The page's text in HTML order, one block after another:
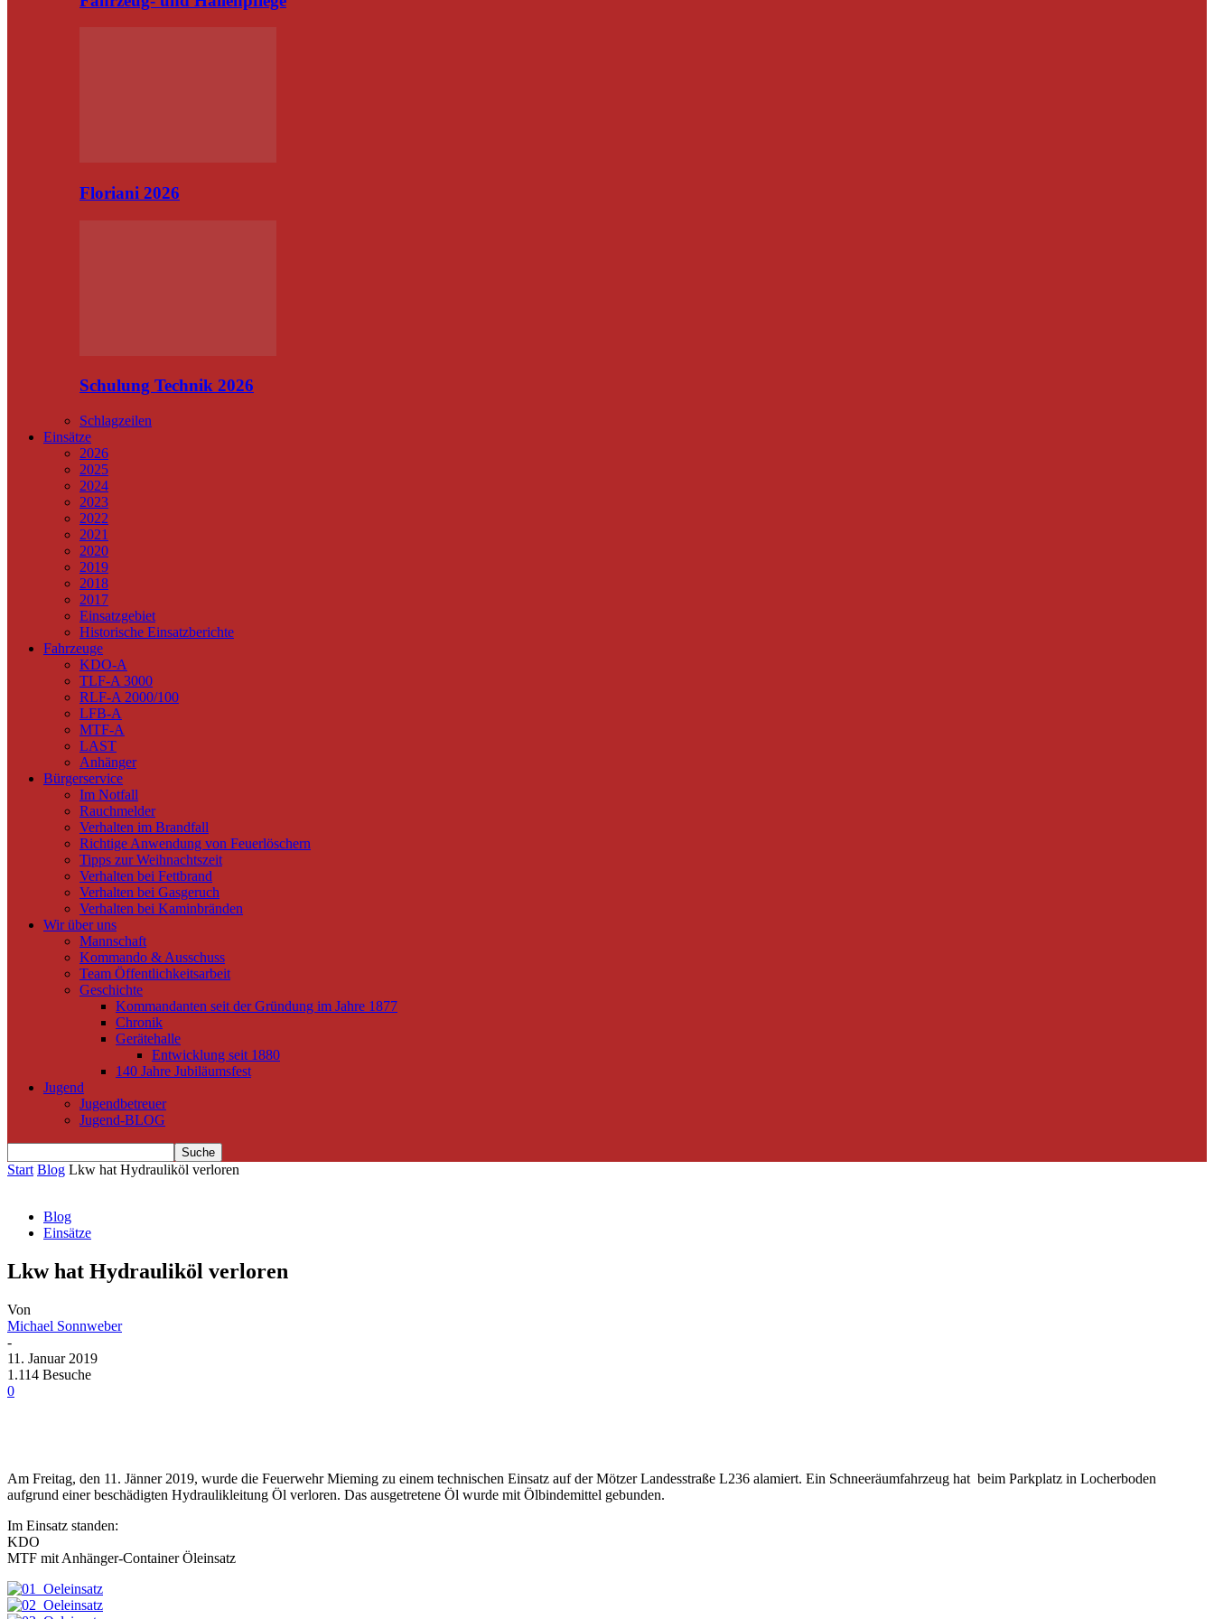
Floriani 2026
Schulung Technik 2026
Schlagzeilen
Einsätze
2026
2025
2024
2023
2022
2021
2020
2019
2018
2017
Einsatzgebiet
Historische Einsatzberichte
Fahrzeuge
KDO-A
TLF-A 3000
RLF-A 2000/100
LFB-A
MTF-A
LAST
Anhänger
Bürgerservice
Im Notfall
Rauchmelder
Verhalten im Brandfall
Richtige Anwendung von Feuerlöschern
Tipps zur Weihnachtszeit
Verhalten bei Fettbrand
Verhalten bei Gasgeruch
Verhalten bei Kaminbränden
Wir über uns
Mannschaft
Kommando & Ausschuss
Team Öffentlichkeitsarbeit
Geschichte
Kommandanten seit der Gründung im Jahre 1877
Chronik
Gerätehalle
Entwicklung seit 1880
140 Jahre Jubiläumsfest
Jugend
Jugendbetreuer
Jugend-BLOG
Start Blog Lkw hat Hydrauliköl verloren
Blog
Einsätze
Lkw hat Hydrauliköl verloren
Von
Michael Sonnweber
-
11. Januar 2019
1.114 Besuche
0
Am Freitag, den 11. Jänner 2019, wurde die Feuerwehr Mieming zu einem technischen Einsatz auf der Mötzer Landesstraße L236 alamiert. Ein Schneeräumfahrzeug hat beim Parkplatz in Locherboden
aufgrund einer beschädigten Hydraulikleitung Öl verloren. Das ausgetretene Öl wurde mit Ölbindemittel gebunden.
Im Einsatz standen:
KDO
MTF mit Anhänger-Container Öleinsatz